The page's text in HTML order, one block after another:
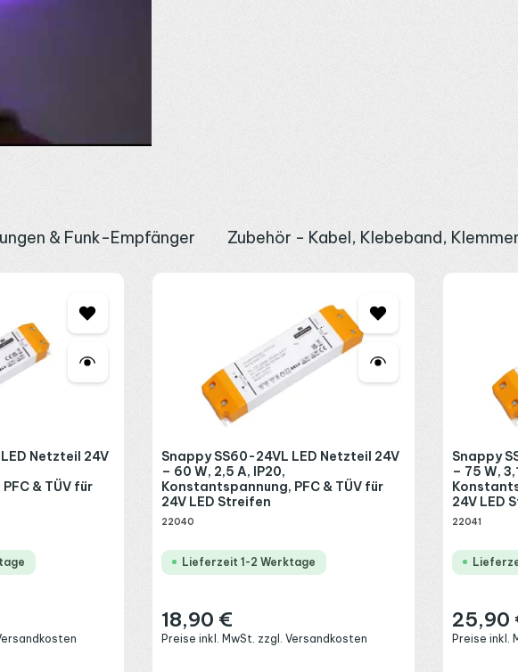
mit vier Kanälen, drei für die Farbe und einen für den Weißkanal,
steuern, kompatibel mit
Helligkeit über die gesamte Länge gleichmäßig bleiben, mehr dazu im Ratgeber
Gesamtlänge mit Reserve, bei 18 W/m verbraucht eine 5 m Rolle rund 90 W. Ob als
& Funk-Empfänger Zubehör - Kabel, Klebeband,
Netzteil 24V
& TÜV für
Snappy SS60-24VL LED Netzteil 24V
– 60 W, 2,5 A, IP20,
Konstantspannung, PFC & TÜV für
24V LED Streifen
22040
Lieferzeit 1-2 Werktage
Regulärer Preis:
18,90 €
Preise inkl. MwSt. zzgl. Versandkosten
Snappy
– 75 W,
24V LED
22041
Regulärer
25,90
Preise inkl.